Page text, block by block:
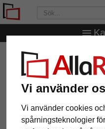
Vi använder
Vi använder cookies
spårningsteknologier
AllaRamar.se Märken
passepartout måttbeställd
3 mm
måttbeställd